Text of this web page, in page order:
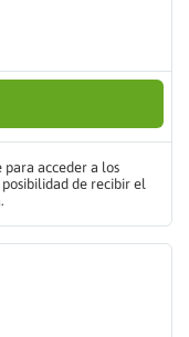
acceder a los
de recibir el